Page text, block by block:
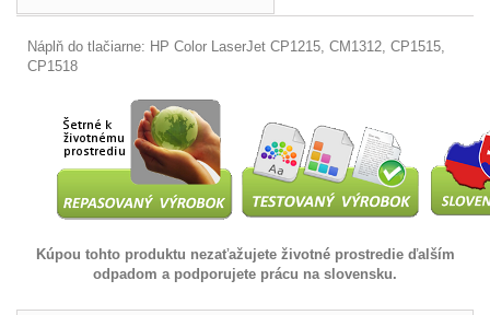
Náplň do tlačiarne: HP Color LaserJet CP1215, CM1312, CP1515,
CP1518
Kúpou tohto produktu nezaťažujete životné prostredie ďalším
odpadom a podporujete prácu na slovensku.